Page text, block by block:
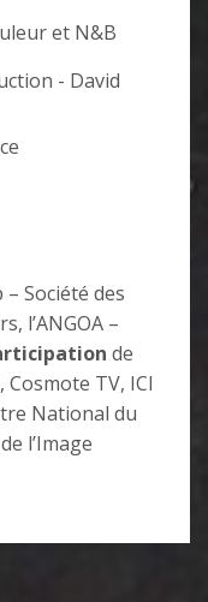
et N&B
- David
Société des
l’ANGOA –
de
Cosmote TV, ICI
National du
l’Image